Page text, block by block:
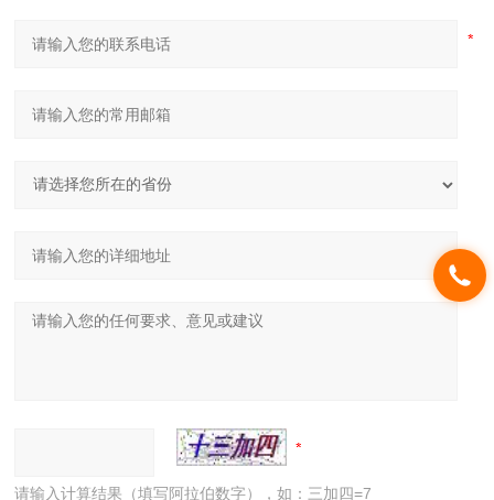
请输入计算结果（填写阿拉伯数字），如：三加四=7